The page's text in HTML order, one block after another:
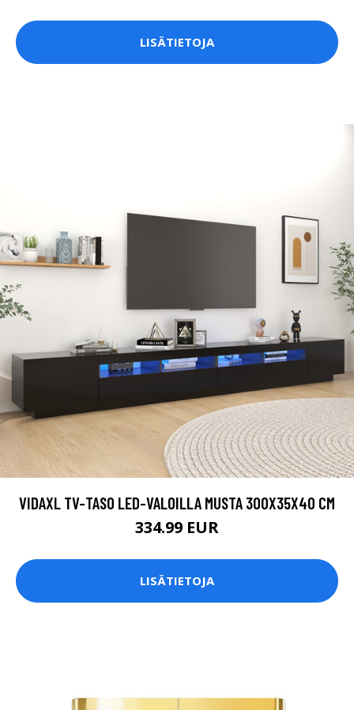
LISÄTIETOJA
VIDAXL TV-TASO LED-VALOILLA MUSTA 300X35X40 CM
334.99 EUR
LISÄTIETOJA